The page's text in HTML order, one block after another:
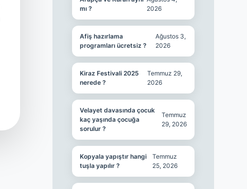
mı ?
2026
Afiş hazırlama
programları ücretsiz ?
Ağustos 3,
2026
Kiraz Festivali 2025
nerede ?
Temmuz 29,
2026
Velayet davasında çocuk
kaç yaşında çocuğa
sorulur ?
Temmuz
29, 2026
Kopyala yapıştır hangi
tuşla yapılır ?
Temmuz
25, 2026